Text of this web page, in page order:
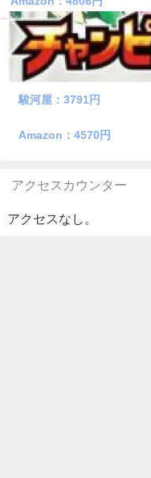
駿河屋：3791円
Amazon：4570円
アクセスカウンター
アクセスなし。